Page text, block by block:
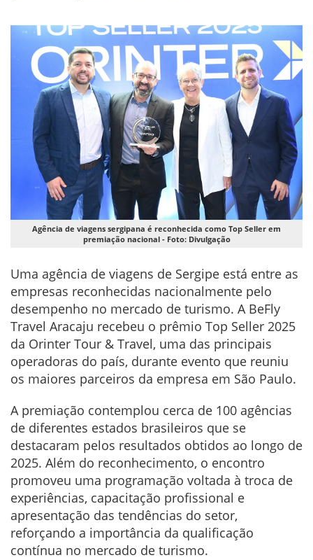
Agência de viagens sergipana é reconhecida como Top Seller em
premiação nacional - Foto: Divulgação
Uma agência de viagens de Sergipe está entre as
empresas reconhecidas nacionalmente pelo
desempenho no mercado de turismo. A BeFly
Travel Aracaju recebeu o prêmio Top Seller 2025
da Orinter Tour & Travel, uma das principais
operadoras do país, durante evento que reuniu
os maiores parceiros da empresa em São Paulo.
A premiação contemplou cerca de 100 agências
de diferentes estados brasileiros que se
destacaram pelos resultados obtidos ao longo de
2025. Além do reconhecimento, o encontro
promoveu uma programação voltada à troca de
experiências, capacitação profissional e
apresentação das tendências do setor,
reforçando a importância da qualificação
contínua no mercado de turismo.